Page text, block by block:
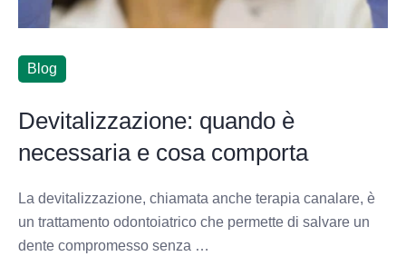
Blog
Devitalizzazione: quando è
necessaria e cosa comporta
La devitalizzazione, chiamata anche terapia canalare, è
un trattamento odontoiatrico che permette di salvare un
dente compromesso senza …